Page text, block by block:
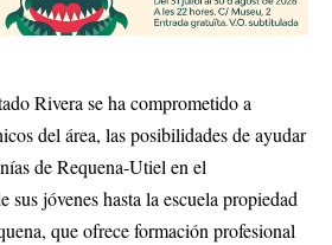
Rivera se ha comprometido a
del área, las posibilidades de ayudar
de Requena-Utiel en el
sus jóvenes hasta la escuela propiedad
que ofrece formación profesional